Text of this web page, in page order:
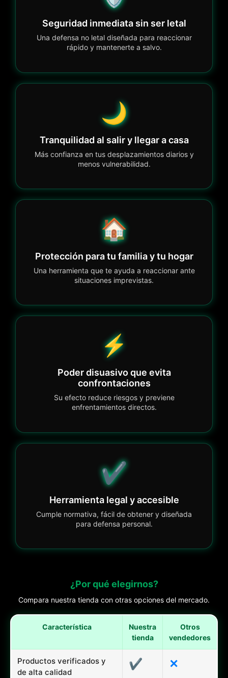
Seguridad inmediata sin ser letal
Una defensa no letal diseñada para reaccionar
rápido y mantenerte a salvo.
🌙
Tranquilidad al salir y llegar a casa
Más confianza en tus desplazamientos diarios y
menos vulnerabilidad.
🏠
Protección para tu familia y tu hogar
Una herramienta que te ayuda a reaccionar ante
situaciones imprevistas.
⚡
Poder disuasivo que evita
confrontaciones
Su efecto reduce riesgos y previene
enfrentamientos directos.
✔️
Herramienta legal y accesible
Cumple normativa, fácil de obtener y diseñada
para defensa personal.
¿Por qué elegirnos?
Compara nuestra tienda con otras opciones del mercado.
Característica
Nuestra
tienda
Otros
vendedores
Productos verificados y
de alta calidad
✔ ✕